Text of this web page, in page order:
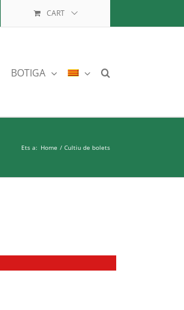
CART
BOTIGA
Ets a: Home Cultiu de bolets